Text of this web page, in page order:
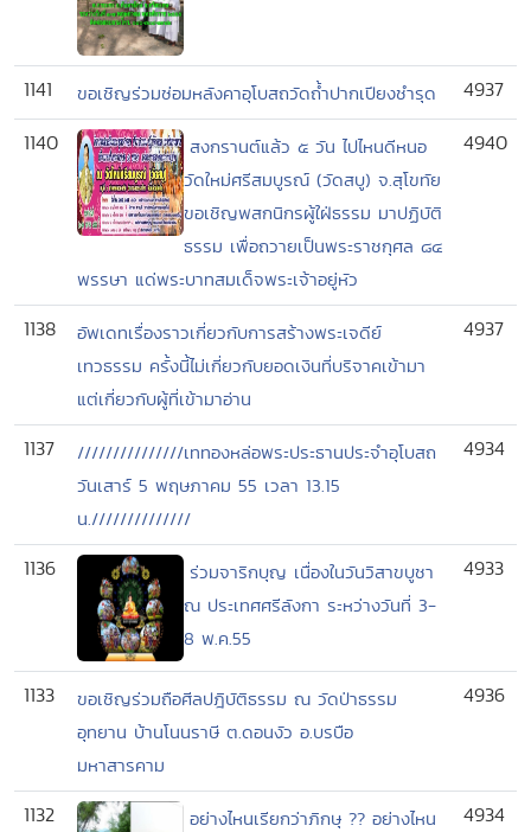
1141 ขอเชิญร่วมซ่อมหลังคาอุโบสถวัดถ้ำปากเปียงชำรุด
4937
1140
สงกรานต์แล้ว ๕ วัน ไปไหนดีหนอ
วัดใหม่ศรีสมบูรณ์ (วัดสบู) จ.สุโขทัย
ขอเชิญพสกนิกรผู้ใฝ่ธรรม มาปฏิบัติ
ธรรม เพื่อถวายเป็นพระราชกุศล ๘๔
พรรษา แด่พระบาทสมเด็จพระเจ้าอยู่หัว
4940
1138
อัพเดทเรื่องราวเกี่ยวกับการสร้างพระเจดีย์
เทวธรรม ครั้งนี้ไม่เกี่ยวกับยอดเงินที่บริจาคเข้ามา
แต่เกี่ยวกับผู้ที่เข้ามาอ่าน
4937
1137
///////////////เททองหล่อพระประธานประจำอุโบสถ
วันเสาร์ 5 พฤษภาคม 55 เวลา 13.15
น.//////////////
4934
1136
ร่วมจาริกบุญ เนื่องในวันวิสาขบูชา
ณ ประเทศศรีลังกา ระหว่างวันที่ 3-
8 พ.ค.55
4933
1133
ขอเชิญร่วมถือศีลปฎิบัติธรรม ณ วัดป่าธรรม
อุทยาน บ้านโนนราษี ต.ดอนงัว อ.บรบือ
มหาสารคาม
4936
1132
อย่างไหนเรียกว่าภิกษุ ?? อย่างไหน
4934